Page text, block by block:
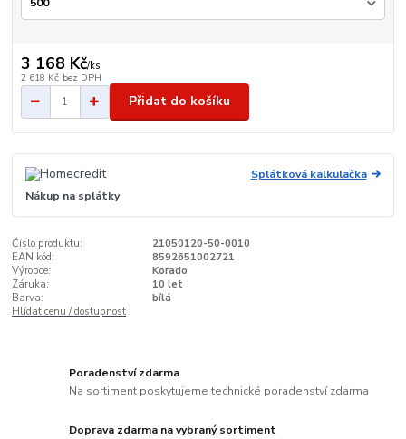
3 168 Kč/ks
2 618 Kč bez DPH
Přidat do košíku
Splátková kalkulačka
Nákup na splátky
Číslo produktu:
21050120-50-0010
EAN kód:
8592651002721
Výrobce:
Korado
Záruka:
10 let
Barva:
bílá
Hlídat cenu / dostupnost
Poradenství zdarma
Na sortiment poskytujeme technické poradenství zdarma
Doprava zdarma na vybraný sortiment